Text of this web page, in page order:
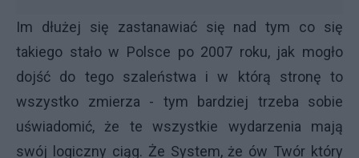
Im dłużej się zastanawiać się nad tym co się
takiego stało w Polsce po 2007 roku, jak mogło
dojść do tego szaleństwa i w którą stronę to
wszystko zmierza - tym bardziej trzeba sobie
uświadomić, że te wszystkie wydarzenia mają
swój logiczny ciąg. Że System, że ów Twór który